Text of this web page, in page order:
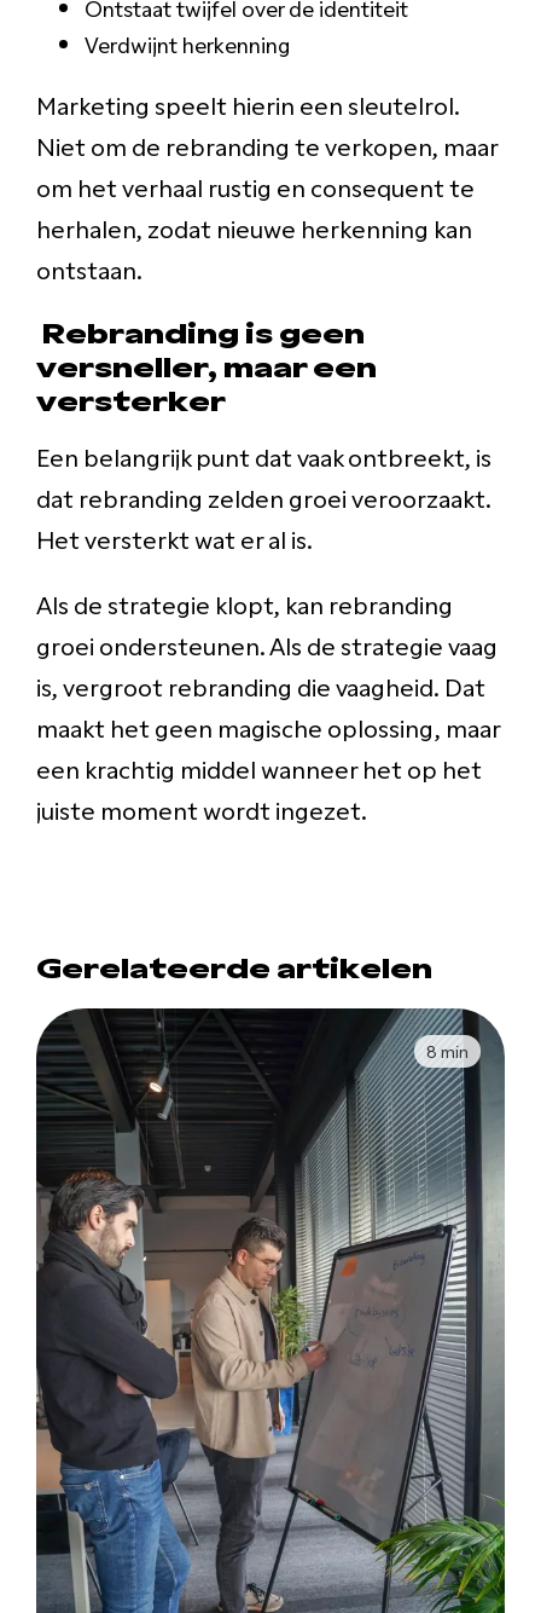
Ontstaat twijfel over de identiteit
Verdwijnt herkenning
Marketing speelt hierin een sleutelrol.
Niet om de rebranding te verkopen, maar
om het verhaal rustig en consequent te
herhalen, zodat nieuwe herkenning kan
ontstaan.
Rebranding is geen
versneller, maar een
versterker
Een belangrijk punt dat vaak ontbreekt, is
dat rebranding zelden groei veroorzaakt.
Het versterkt wat er al is.
Als de strategie klopt, kan rebranding
groei ondersteunen. Als de strategie vaag
is, vergroot rebranding die vaagheid. Dat
maakt het geen magische oplossing, maar
een krachtig middel wanneer het op het
juiste moment wordt ingezet.
Gerelateerde artikelen
8 min